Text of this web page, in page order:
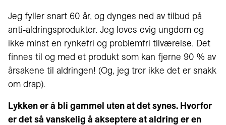
Jeg fyller snart 60 år, og dynges ned av tilbud på
anti-aldringsprodukter. Jeg loves evig ungdom og
ikke minst en rynkefri og problemfri tilværelse. Det
finnes til og med et produkt som kan fjerne 90 % av
årsakene til aldringen! (Og, jeg tror ikke det er snakk
om drap).
Lykken er å bli gammel uten at det synes. Hvorfor
er det så vanskelig å akseptere at aldring er en